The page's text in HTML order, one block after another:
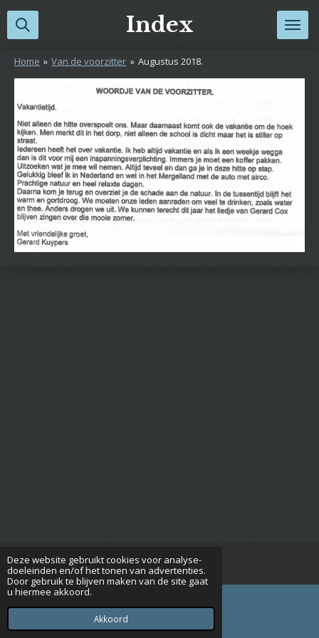
Deze website gebruikt cookies voor analyse-
doeleinden en/of het tonen van advertenties.
Door gebruik te blijven maken van de site gaat
u hiermee akkoord.
Akkoord
Ga
direct
de
hoofdinhoud
Index
Home » Van de voorzitter » Augustus 2018.
© 2015 - 2026 Seniorenverenigingrijsbergen.nl